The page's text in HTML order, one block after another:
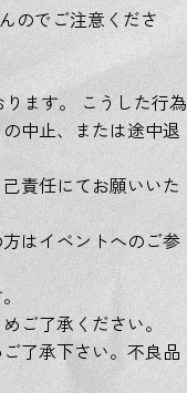
のでご注意くださ
ます。 こうした行為
中止、または途中退
責任にてお願いいた
はイベントへのご参
ご了承ください。
了承下さい。不良品